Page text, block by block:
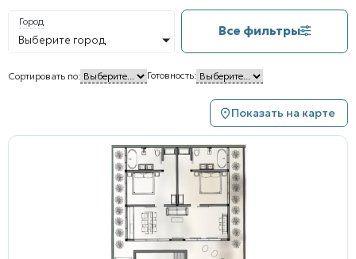
Город
Выберите город
Все фильтры
Сортировать по: Готовность:
Показать на карте